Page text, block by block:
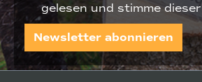
gelesen und stimme
Newsletter abonnieren